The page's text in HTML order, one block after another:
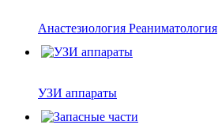
Анастезиология Реаниматология
УЗИ аппараты